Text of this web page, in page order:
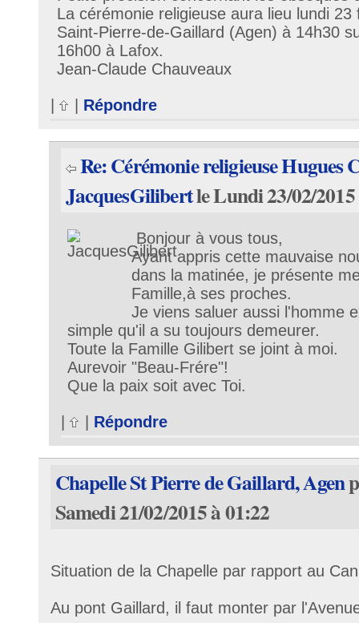
La cérémonie religieuse aura lieu lundi 23
Saint-Pierre-de-Gaillard (Agen) à 14h30
16h00 à Lafox.
Jean-Claude Chauveaux
Répondre
Re: Cérémonie religieuse Hugues
JacquesGilibertle Lundi 23/02/2015
Bonjour à vous tous,
Ayant appris cette mauvaise
dans la matinée, je présente
Famille,à ses proches.
Je viens saluer aussi l'homme
simple qu'il a su toujours demeurer.
Toute la Famille Gilibert se joint à moi.
Aurevoir "Beau-Frére"!
Que la paix soit avec Toi.
Répondre
Chapelle St Pierre de Gaillard, Agen
Samedi 21/02/2015 à 01:22
Situation de la Chapelle par rapport au
Au pont Gaillard, il faut monter par